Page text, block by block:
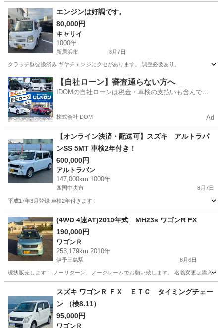
愛媛 今治市 キャリイ 走行距離
エンジンは好調です。
80,000円
キャリイ
1000年
新居浜市 8月7日
クラッチ盤交換済み ギヤチェンジにクセがあります。 調整必要あり。
愛媛 新居浜市 キャリイ
【自社ローン】審査通らない方へ
IDOMの自社ローンは税金・車検の支払いも含んでい
株式会社IDOM Ad
【オンライン決済・配送可】スズキ アルトラパ
ンSS 5MT 車検2年付き！
600,000円
アルトラパン
147,000km 1000年
四国中央市 8月7日
平成17年3月登録 車検2年付きます！
愛媛 四国中央市 アルトラパン
(4WD 4速AT)2010年式 MH23s ワゴンR FX
190,000円
ワゴンＲ
253,179km 2010年
伊予三島駅 8月6日
現状販売します！ ノーリターン、ノークレームでお願い致します。 名義変更は購入
伊予三島駅 ワゴンＲ ワゴンR
スズキ ワゴンＲ ＦＸ ＥＴＣ タイミングチェー
ン （検8.11）
95,000円
ワゴンＲ